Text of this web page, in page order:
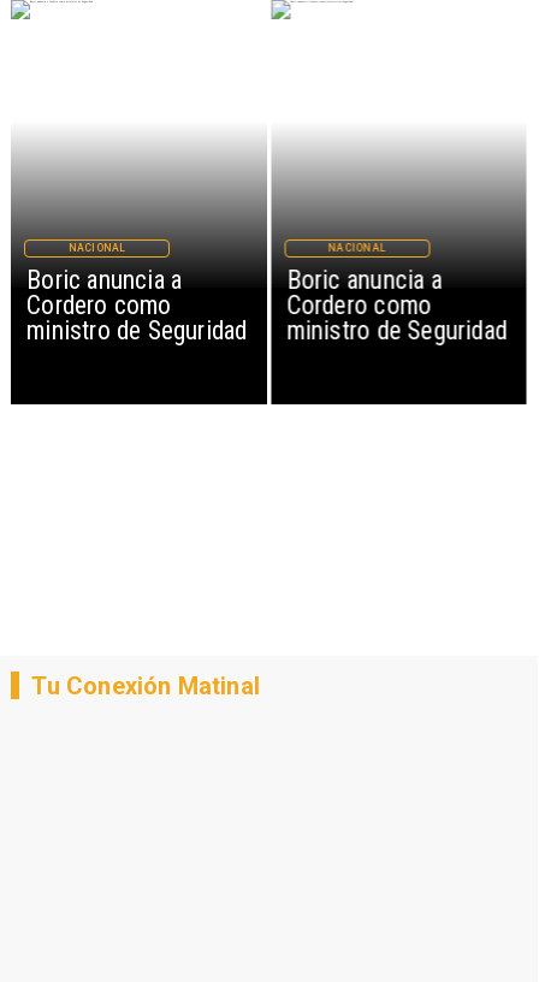
Boric anuncia a
Cordero como
ministro de Seguridad
NACIONAL
Boric anuncia a
Cordero como
ministro de Seguridad
NACIONAL
Tu Conexión Matinal